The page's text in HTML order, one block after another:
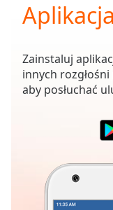
Current
Time0:00
Duration
Loaded:
0.00%
Remaining
Zainstaluj
innych
aby posłuchać